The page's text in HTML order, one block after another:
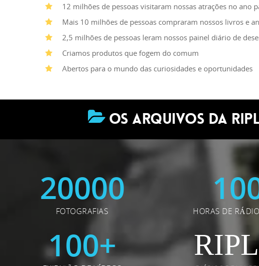
12 milhões de pessoas visitaram nossas atrações no ano
Mais 10 milhões de pessoas compraram nossos livros e
2,5 milhões de pessoas leram nossos painel diário de
Criamos produtos que fogem do comum
Abertos para o mundo das curiosidades e oportunidades
OS ARQUIVOS DA
20000
FOTOGRAFIAS
100+
HORAS DE